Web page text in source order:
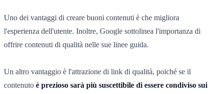
Uno dei vantaggi di creare buoni contenuti è che migliora
l'esperienza dell'utente. Inoltre, Google sottolinea l'importanza di
offrire contenuti di qualità nelle sue linee guida.
Un altro vantaggio è l'attrazione di link di qualità, poiché se il
contenuto è prezioso sarà più suscettibile di essere condiviso sui